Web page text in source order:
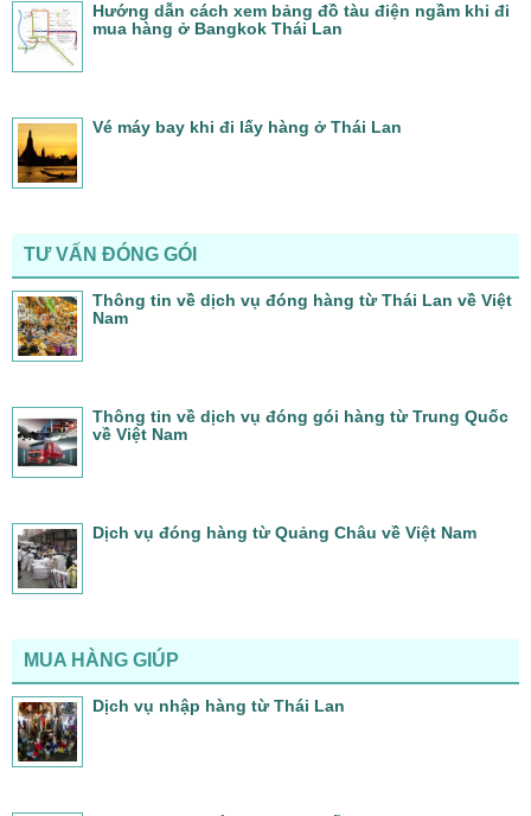
Hướng dẫn cách xem bảng đồ tàu điện ngầm khi đi
mua hàng ở Bangkok Thái Lan
Vé máy bay khi đi lấy hàng ở Thái Lan
TƯ VẤN ĐÓNG GÓI
Thông tin về dịch vụ đóng hàng từ Thái Lan về Việt
Nam
Thông tin về dịch vụ đóng gói hàng từ Trung Quốc
về Việt Nam
Dịch vụ đóng hàng từ Quảng Châu về Việt Nam
MUA HÀNG GIÚP
Dịch vụ nhập hàng từ Thái Lan